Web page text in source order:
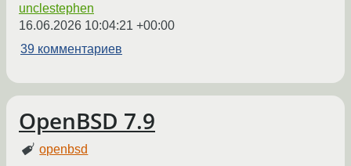
unclestephen
16.06.2026 10:04:21 +00:00
39 комментариев
OpenBSD 7.9
openbsd